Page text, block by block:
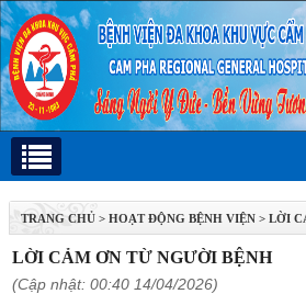
TRANG CHỦ > HOẠT ĐỘNG BỆNH VIỆN > LỜI
LỜI CẢM ƠN TỪ NGƯỜI BỆNH
(Cập nhật: 00:40 14/04/2026)